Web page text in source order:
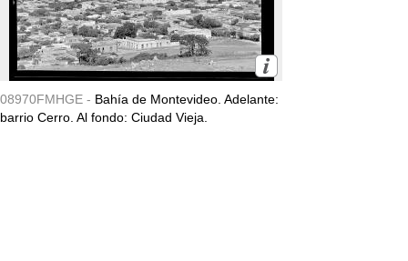
08970FMHGE - Bahía de Montevideo. Adelante:
barrio Cerro. Al fondo: Ciudad Vieja.